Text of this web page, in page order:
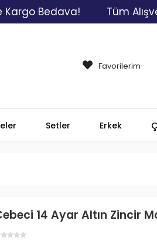
Bedava! Tüm
Favorilerim
Setler Erkek
14 Ayar Altın Zincir